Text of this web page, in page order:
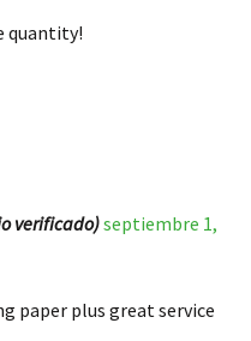
quantity!
verificado)septiembre 1,
paper plus great service